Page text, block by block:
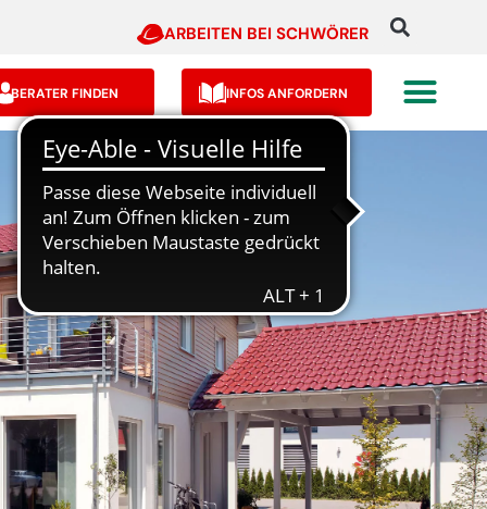
ARBEITEN BEI SCHWÖRER
BERATER FINDEN INFOS ANFORDERN